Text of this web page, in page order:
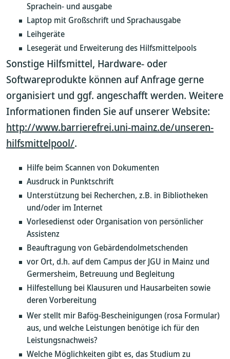
Sprachein- und ausgabe
Laptop mit Großschrift und Sprachausgabe
Leihgeräte
Lesegerät und Erweiterung des Hilfsmittelpools
Sonstige Hilfsmittel, Hardware- oder
Softwareprodukte können auf Anfrage gerne
organisiert und ggf. angeschafft werden. Weitere
Informationen finden Sie auf unserer Website:
http://www.barrierefrei.uni-mainz.de/unseren-
hilfsmittelpool/.
Hilfe beim Scannen von Dokumenten
Ausdruck in Punktschrift
Unterstützung bei Recherchen, z.B. in Bibliotheken
und/oder im Internet
Vorlesedienst oder Organisation von persönlicher
Assistenz
Beauftragung von Gebärdendolmetschenden
vor Ort, d.h. auf dem Campus der JGU in Mainz und
Germersheim, Betreuung und Begleitung
Hilfestellung bei Klausuren und Hausarbeiten sowie
deren Vorbereitung
Wer stellt mir Bafög-Bescheinigungen (rosa Formular)
aus, und welche Leistungen benötige ich für den
Leistungsnachweis?
Welche Möglichkeiten gibt es, das Studium zu